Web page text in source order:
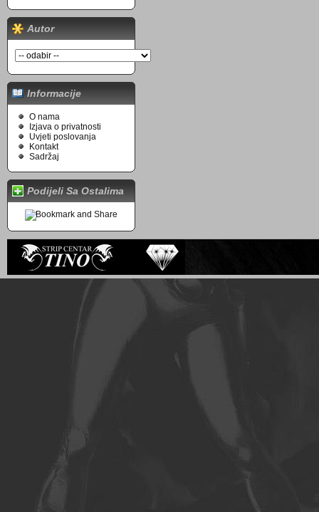
Autor
Informacije
O nama
Izjava o privatnosti
Uvjeti poslovanja
Kontakt
Sadržaj
Podijeli Sa Ostalima